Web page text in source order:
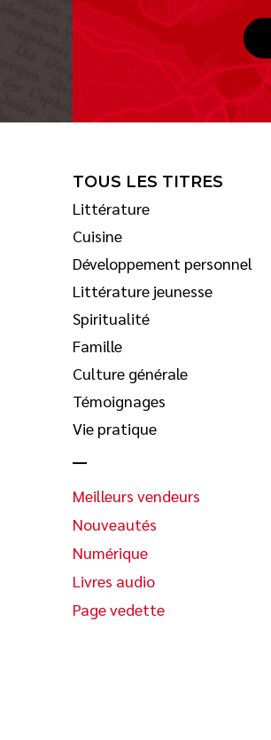
TOUS LES TITRES
Littérature
Cuisine
Développement personnel
Littérature jeunesse
Spiritualité
Famille
Culture générale
Témoignages
Vie pratique
Meilleurs vendeurs
Nouveautés
Numérique
Livres audio
Page vedette